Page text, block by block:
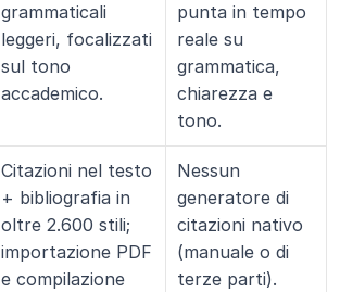
grammaticali
leggeri, focalizzati
sul tono
accademico.
punta in tempo
reale su
grammatica,
chiarezza e
tono.
Citazioni nel testo
+ bibliografia in
oltre 2.600 stili;
importazione PDF
e compilazione
Nessun
generatore di
citazioni nativo
(manuale o di
terze parti).